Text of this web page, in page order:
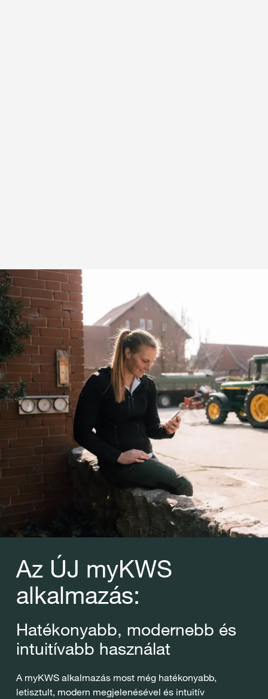
Az ÚJ myKWS
alkalmazás:
Hatékonyabb, modernebb és
intuitívabb használat
A myKWS alkalmazás most még hatékonyabb,
letisztult, modern megjelenésével és intuitív